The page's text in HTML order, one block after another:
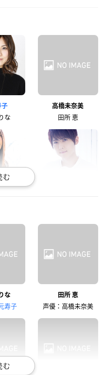
子
な
高橋未奈美
田所 恵
な
寿子
田所 恵
声優：高橋未奈美